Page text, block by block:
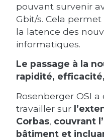
pouvant survenir
Gbit/s. Cela
la latence des
informatiques.
Le passage à la
rapidité,
Rosenberger OSI
travailler sur
Corbas, couvrant
bâtiment et